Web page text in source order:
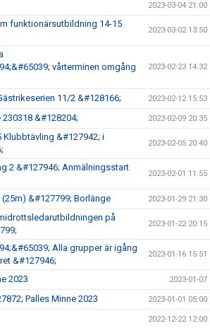
2023-03-04 21:00
funktionärsutbildning 14-15
2023-03-02 13:50
vårterminen omgång
2023-02-23 14:32
11/2 &#128166; 2023-02-12 15:53
&#128204; 2023-02-09 20:35
&#127942; i
2023-02-05 20:40
2 &#127946; Anmälningsstart
2023-02-01 11:55
(25m) &#127799; Borlänge 2023-01-29 21:30
på
2023-01-22 20:15
Alla grupper är igång
&#127946;
2023-01-16 15:51
2023 2023-01-07
Palles Minne 2023 2023-01-01 05:00
2022-12-22 12:00